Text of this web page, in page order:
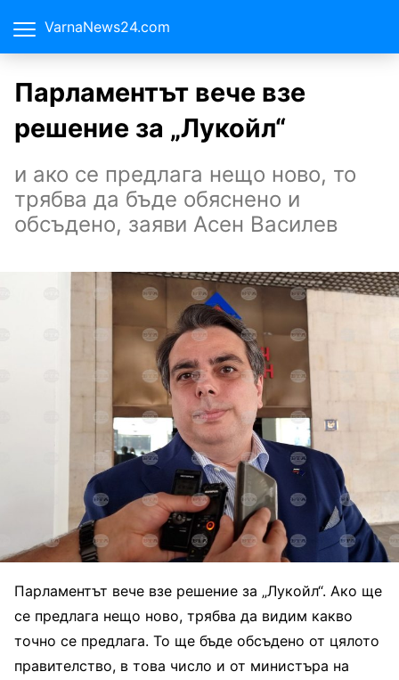
VarnaNews24.com
Парламентът вече взе
решение за „Лукойл“
и ако се предлага нещо ново, то
трябва да бъде обяснено и
обсъдено, заяви Асен Василев
Парламентът вече взе решение за „Лукойл“. Ако ще
се предлага нещо ново, трябва да видим какво
точно се предлага. То ще бъде обсъдено от цялото
правителство, в това число и от министъра на